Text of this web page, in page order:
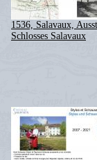
1536, Salavaux,
Schlosses Salavaux